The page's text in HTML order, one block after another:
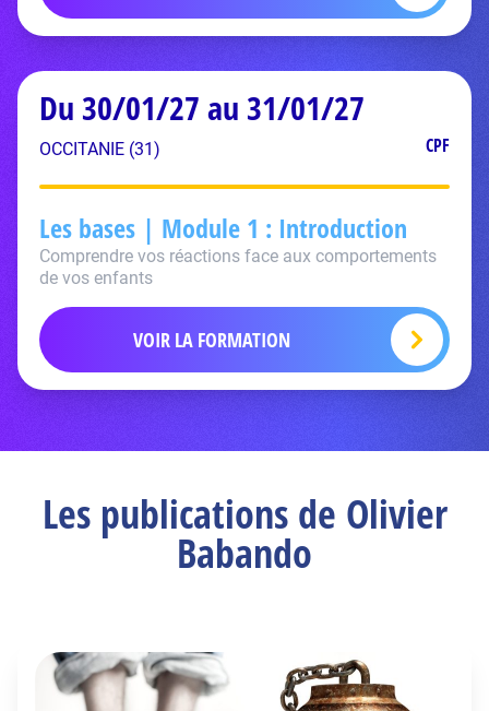
Du 30/01/27 au 31/01/27
OCCITANIE (31) CPF
Les bases | Module 1 : Introduction
Comprendre vos réactions face aux comportements
de vos enfants
VOIR LA FORMATION
Les publications de Olivier
Babando